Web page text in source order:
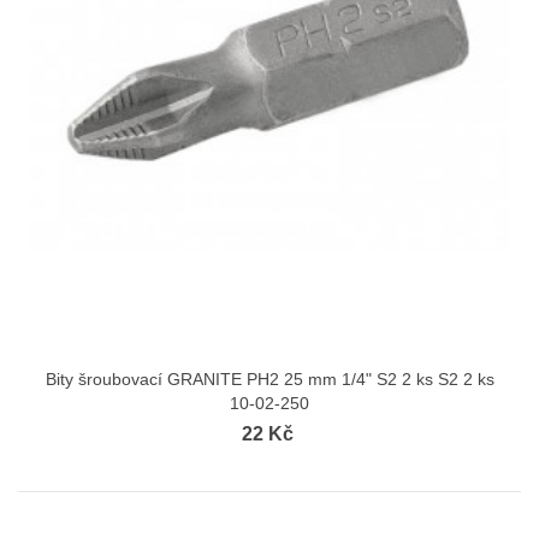
Bity šroubovací GRANITE PH2 25 mm 1/4" S2 2 ks S2 2 ks
10-02-250
22 Kč